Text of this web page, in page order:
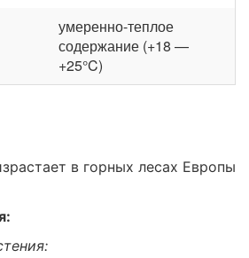
умеренно-теплое
содержание (+18 —
+25°C)
в горных лесах Европы